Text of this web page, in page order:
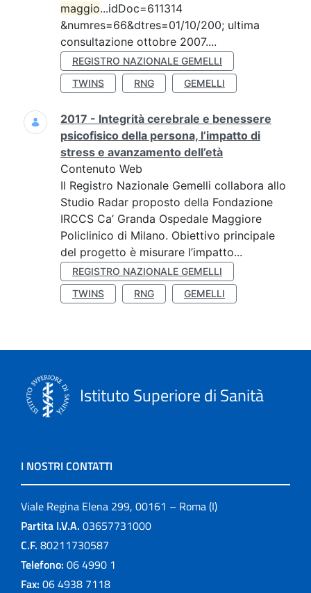
maggio...idDoc=611314
&numres=66&dtres=01/10/200; ultima
consultazione ottobre 2007....
REGISTRO NAZIONALE GEMELLI
TWINS
RNG GEMELLI
2017 - Integrità cerebrale e benessere
psicofisico della persona, l’impatto di
stress e avanzamento dell’età
Contenuto Web
Il Registro Nazionale Gemelli collabora allo
Studio Radar proposto della Fondazione
IRCCS Ca’ Granda Ospedale Maggiore
Policlinico di Milano. Obiettivo principale
del progetto è misurare l’impatto...
REGISTRO NAZIONALE GEMELLI
TWINS
RNG GEMELLI
Istituto Superiore di Sanità
I NOSTRI CONTATTI
Viale Regina Elena 299, 00161 – Roma (I)
Partita I.V.A. 03657731000
C.F. 80211730587
Telefono: 06 4990 1
Fax: 06 4938 7118